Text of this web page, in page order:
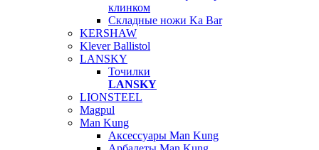
клинком
Складные ножи Ka Bar
KERSHAW
Klever Ballistol
LANSKY
Точилки
LANSKY
LIONSTEEL
Magpul
Man Kung
Аксессуары Man Kung